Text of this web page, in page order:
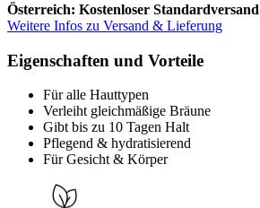
Österreich: Kostenloser Standardversand
Weitere Infos zu Versand & Lieferung
Eigenschaften und Vorteile
Für alle Hauttypen
Verleiht gleichmäßige Bräune
Gibt bis zu 10 Tagen Halt
Pflegend & hydratisierend
Für Gesicht & Körper